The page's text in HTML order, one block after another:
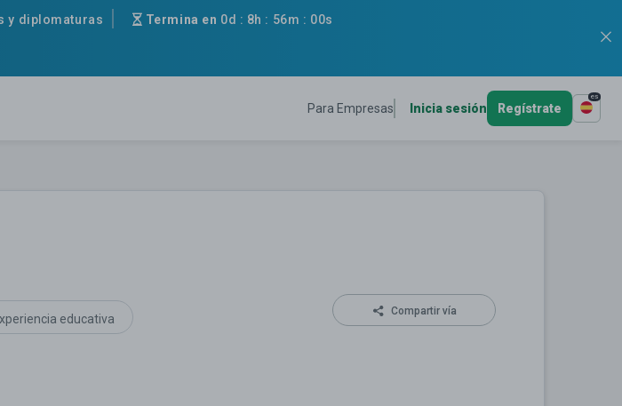
y diplomaturas Termina en 0d : 8h : 55m : 59s
Para Empresas Inicia sesión Regístrate
es
Compartir vía
educativa